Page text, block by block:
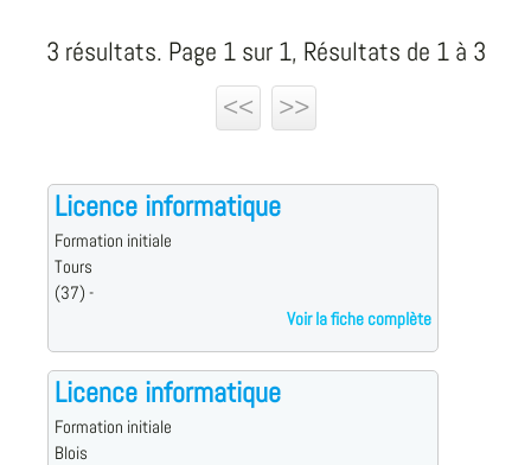
3 résultats. Page 1 sur 1, Résultats de 1 à 3
<<
>>
Licence informatique
Formation initiale
Tours
(37) -
Voir la fiche complète
Licence informatique
Formation initiale
Blois